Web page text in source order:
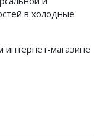
в холодные
интернет-магазине